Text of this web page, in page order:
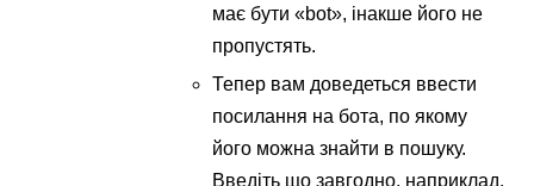
має бути «bot», інакше його не
пропустять.
Тепер вам доведеться ввести
посилання на бота, по якому
його можна знайти в пошуку.
Введіть що завгодно, наприклад,